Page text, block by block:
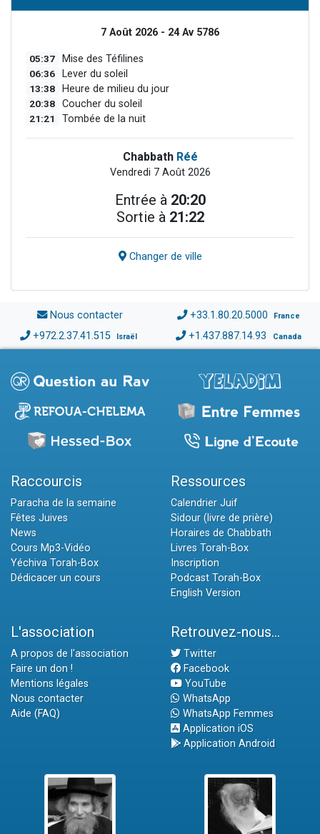
7 Août 2026 - 24 Av 5786
05:37 Mise des Téfilines
06:36 Lever du soleil
13:38 Heure de milieu du jour
20:38 Coucher du soleil
21:21 Tombée de la nuit
Chabbath Réé
Vendredi 7 Août 2026
Entrée à 20:20
Sortie à 21:22
Changer de ville
Nous contacter +33.1.80.20.5000 France
+972.2.37.41.515 Israël +1.437.887.14.93 Canada
Raccourcis
Paracha de la semaine
Fêtes Juives
News
Cours Mp3-Vidéo
Yéchiva Torah-Box
Dédicacer un cours
Ressources
Calendrier Juif
Sidour (livre de prière)
Horaires de Chabbath
Livres Torah-Box
Inscription
Podcast Torah-Box
English Version
L'association
A propos de l'association
Faire un don !
Mentions légales
Nous contacter
Aide (FAQ)
Retrouvez-nous...
Twitter
Facebook
YouTube
WhatsApp
WhatsApp Femmes
Application iOS
Application Android